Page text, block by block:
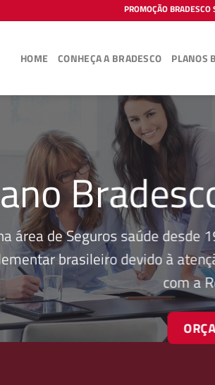
PROMOÇÃO BRADESCO
HOME CONHEÇA A BRADESCO PLANOS
área de Seguros saúde desde
brasileiro devido à
com a